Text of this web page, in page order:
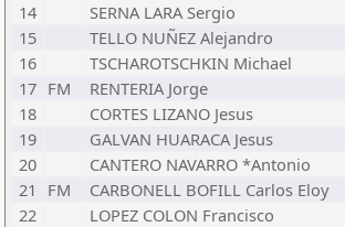
14
SERNA LARA Sergio
15
TELLO NUÑEZ Alejandro
16
TSCHAROTSCHKIN Michael
17 FM RENTERIA Jorge
18
CORTES LIZANO Jesus
19
GALVAN HUARACA Jesus
20
CANTERO NAVARRO *Antonio
21
FM CARBONELL BOFILL Carlos Eloy
22
LOPEZ COLON Francisco